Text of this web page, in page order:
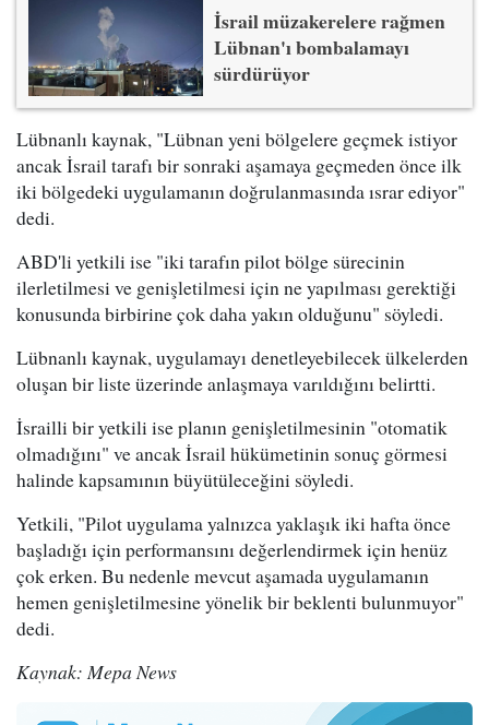
İsrail müzakerelere rağmen
Lübnan'ı bombalamayı
sürdürüyor
Lübnanlı kaynak, "Lübnan yeni bölgelere geçmek istiyor
ancak İsrail tarafı bir sonraki aşamaya geçmeden önce ilk
iki bölgedeki uygulamanın doğrulanmasında ısrar ediyor"
dedi.
ABD'li yetkili ise "iki tarafın pilot bölge sürecinin
ilerletilmesi ve genişletilmesi için ne yapılması gerektiği
konusunda birbirine çok daha yakın olduğunu" söyledi.
Lübnanlı kaynak, uygulamayı denetleyebilecek ülkelerden
oluşan bir liste üzerinde anlaşmaya varıldığını belirtti.
İsrailli bir yetkili ise planın genişletilmesinin "otomatik
olmadığını" ve ancak İsrail hükümetinin sonuç görmesi
halinde kapsamının büyütüleceğini söyledi.
Yetkili, "Pilot uygulama yalnızca yaklaşık iki hafta önce
başladığı için performansını değerlendirmek için henüz
çok erken. Bu nedenle mevcut aşamada uygulamanın
hemen genişletilmesine yönelik bir beklenti bulunmuyor"
dedi.
Kaynak: Mepa News